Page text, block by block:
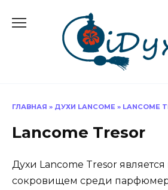
содержанию
ГЛАВНАЯ » ДУХИ LANCOME » LANCOME
Lancome Tresor
Духи Lancome Tresor
сокровищем среди